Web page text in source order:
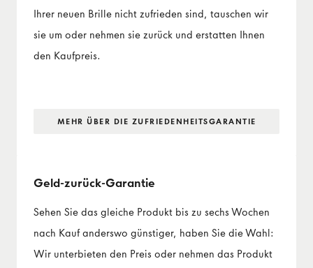
Ihrer neuen Brille nicht zufrieden sind, tauschen wir
sie um oder nehmen sie zurück und erstatten Ihnen
den Kaufpreis.
MEHR ÜBER DIE ZUFRIEDENHEITS­GARANTIE
Geld-zurück-Garantie
Sehen Sie das gleiche Produkt bis zu sechs Wochen
nach Kauf anderswo günstiger, haben Sie die Wahl:
Wir unterbieten den Preis oder nehmen das Produkt